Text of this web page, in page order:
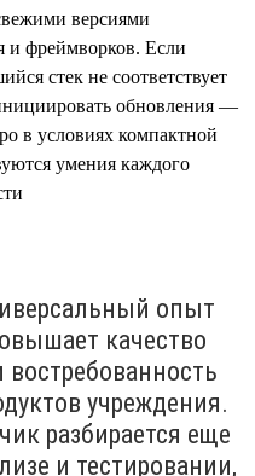
версиями
и фреймворков. Если
стек не соответствует
обновления —
в условиях компактной
умения каждого
опыт
качество
востребованность
учреждения.
разбирается еще
и тестировании,